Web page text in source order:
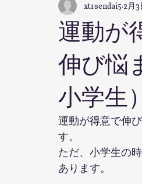
運動が
伸び悩
小学生）
xtrsendai5 2月3
運動が得意で伸
す。
ただ、小学生の
あります。